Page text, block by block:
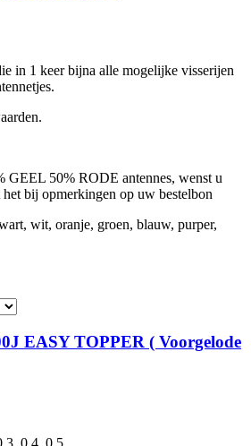
in 1 keer bijna alle mogelijke visserijen
GEEL 50% RODE antennes, wenst u
het bij opmerkingen op uw bestelbon
wit, oranje, groen, blauw, purper,
EASY TOPPER ( Voorgelode